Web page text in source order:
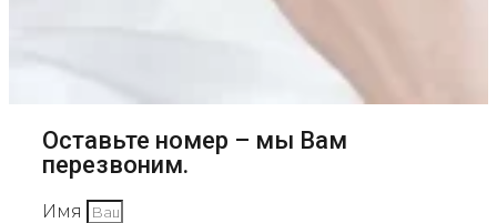
Оставьте номер – мы Вам
перезвоним.
Имя